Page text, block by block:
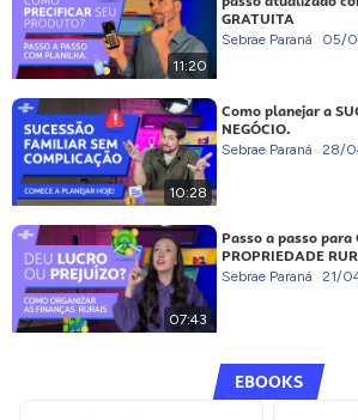
11:20
GRATUITA
Sebrae Paraná 05/
10:28
Como planejar a
NEGÓCIO.
Sebrae Paraná 28/
07:43
Passo a passo para
PROPRIEDADE
Sebrae Paraná 21/
EBOOKS